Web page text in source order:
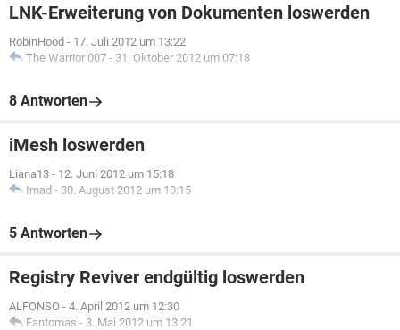
LNK-Erweiterung von Dokumenten loswerden
RobinHood - 17. Juli 2012 um 13:22
The Warrior 007 - 31. Oktober 2012 um 07:18
8 Antworten
iMesh loswerden
Liana13 - 12. Juni 2012 um 15:18
Imad - 30. August 2012 um 10:15
5 Antworten
Registry Reviver endgültig loswerden
ALFONSO - 4. April 2012 um 12:30
Fantomas - 3. Mai 2012 um 13:21